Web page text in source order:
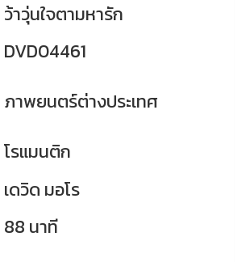
ว้าวุ่นใจตามหารัก
DVD04461
ภาพยนตร์ต่างประเทศ
โรแมนติก
เดวิด มอโร
88 นาที